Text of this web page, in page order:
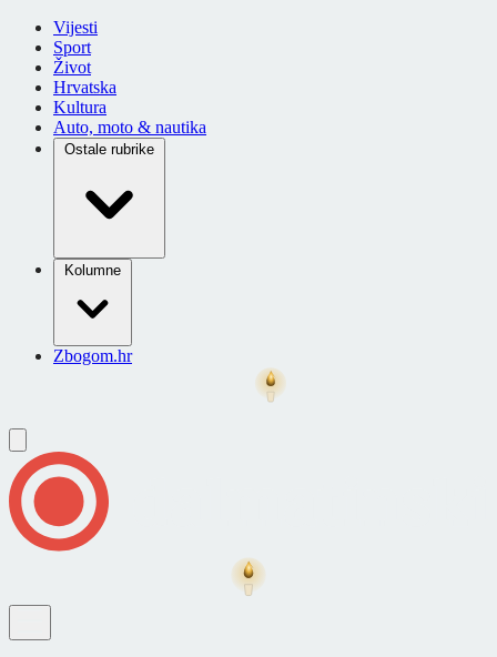
Vijesti
Sport
Život
Hrvatska
Kultura
Auto, moto & nautika
Ostale rubrike
Kolumne
Zbogom.hr